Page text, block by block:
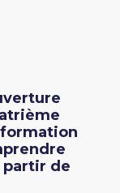
partir de